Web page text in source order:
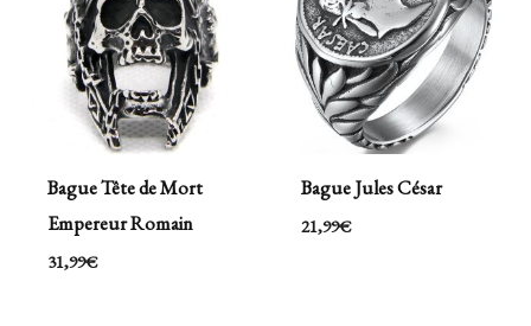
Bague Tête de Mort
Empereur Romain
31,99€
Bague Jules César
21,99€